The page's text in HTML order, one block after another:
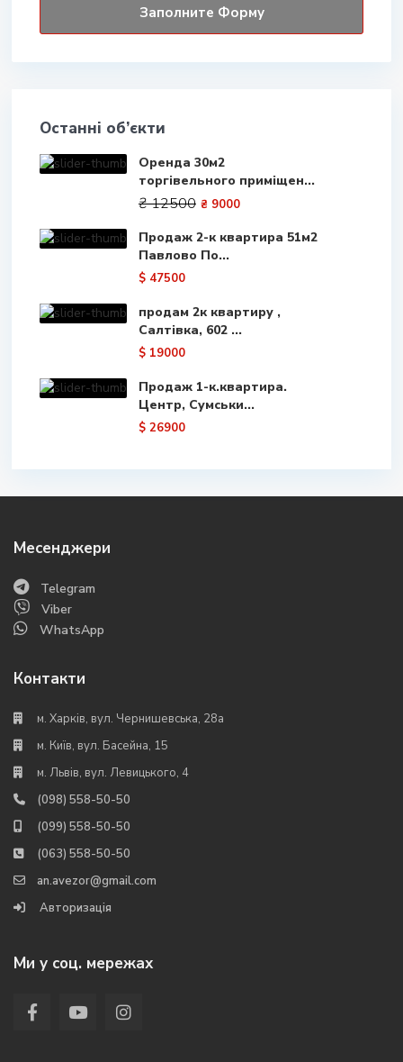
Останні об’єкти
Оренда 30м2
торгівельного приміщен...
₴ 12500 ₴ 9000
Продаж 2-к квартира 51м2
Павлово По...
$ 47500
продам 2к квартиру ,
Салтівка, 602 ...
$ 19000
Продаж 1-к.квартира.
Центр, Сумськи...
$ 26900
Месенджери
Telegram
Viber
WhatsApp
Контакти
м. Харків, вул. Чернишевська, 28а
м. Київ, вул. Басейна, 15
м. Львів, вул. Левицького, 4
(098) 558-50-50
(099) 558-50-50
(063) 558-50-50
an.avezor@gmail.com
Авторизація
Ми у соц. мережах